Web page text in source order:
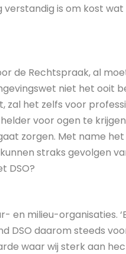
is om kost
de Rechtspraak, al
niet het ooit
zal het zelfs voor
voor ogen te
zorgen. Met name het
kunnen straks gevolgen
DSO?
en milieu-organisaties.
DSO daarom steeds
waar wij sterk aan